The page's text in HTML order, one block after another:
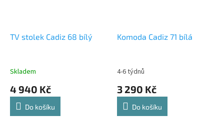
TV stolek Cadiz 68 bílý
Skladem
4 940 Kč
Do košíku
Komoda Cadiz 71 bílá
4-6 týdnů
3 290 Kč
Do košíku